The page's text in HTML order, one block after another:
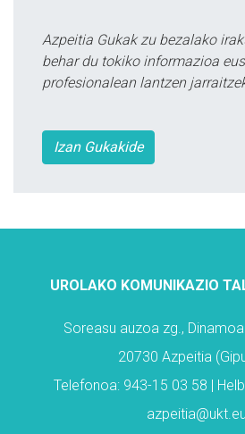
Azpeitia Gukak zu bezalako
behar du tokiko informazioa
profesionalean lantzen
Izan Gukakide
UROLAKO KOMUNIKAZIO
Soreasu auzoa zg.,
20730 Azpeitia
Telefonoa: 943-15 03 58 |